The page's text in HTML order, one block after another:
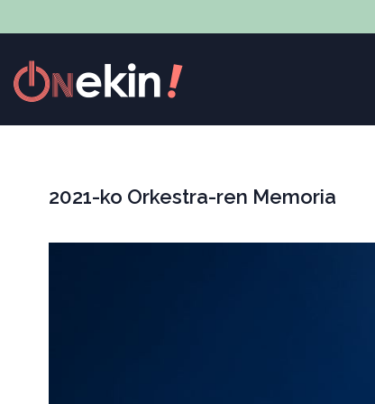
2021-ko Orkestra-ren Memoria